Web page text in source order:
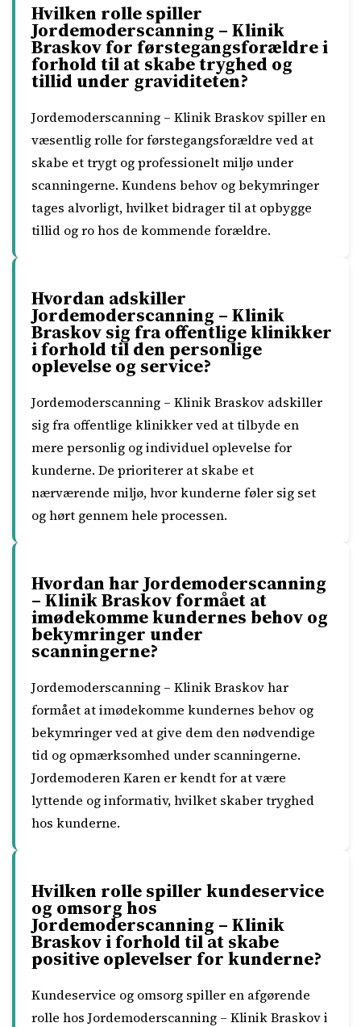
Hvilken rolle spiller
Jordemoderscanning – Klinik
Braskov for førstegangsforældre i
forhold til at skabe tryghed og
tillid under graviditeten?
Jordemoderscanning – Klinik Braskov spiller en
væsentlig rolle for førstegangsforældre ved at
skabe et trygt og professionelt miljø under
scanningerne. Kundens behov og bekymringer
tages alvorligt, hvilket bidrager til at opbygge
tillid og ro hos de kommende forældre.
Hvordan adskiller
Jordemoderscanning – Klinik
Braskov sig fra offentlige klinikker
i forhold til den personlige
oplevelse og service?
Jordemoderscanning – Klinik Braskov adskiller
sig fra offentlige klinikker ved at tilbyde en
mere personlig og individuel oplevelse for
kunderne. De prioriterer at skabe et
nærværende miljø, hvor kunderne føler sig set
og hørt gennem hele processen.
Hvordan har Jordemoderscanning
– Klinik Braskov formået at
imødekomme kundernes behov og
bekymringer under
scanningerne?
Jordemoderscanning – Klinik Braskov har
formået at imødekomme kundernes behov og
bekymringer ved at give dem den nødvendige
tid og opmærksomhed under scanningerne.
Jordemoderen Karen er kendt for at være
lyttende og informativ, hvilket skaber tryghed
hos kunderne.
Hvilken rolle spiller kundeservice
og omsorg hos
Jordemoderscanning – Klinik
Braskov i forhold til at skabe
positive oplevelser for kunderne?
Kundeservice og omsorg spiller en afgørende
rolle hos Jordemoderscanning – Klinik Braskov i